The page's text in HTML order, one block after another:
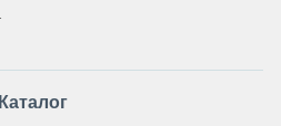
Каталог